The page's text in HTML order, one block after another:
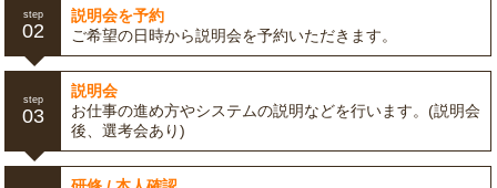
step
02
説明会を予約
ご希望の日時から説明会を予約いただきます。
step
03
説明会
お仕事の進め方やシステムの説明などを行います。(説明会
後、選考会あり)